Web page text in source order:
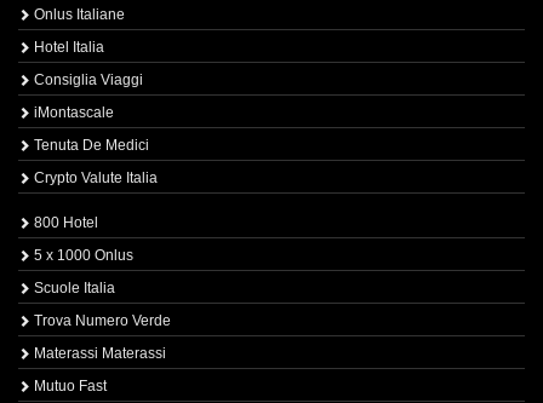
Onlus Italiane
Hotel Italia
Consiglia Viaggi
iMontascale
Tenuta De Medici
Crypto Valute Italia
800 Hotel
5 x 1000 Onlus
Scuole Italia
Trova Numero Verde
Materassi Materassi
Mutuo Fast